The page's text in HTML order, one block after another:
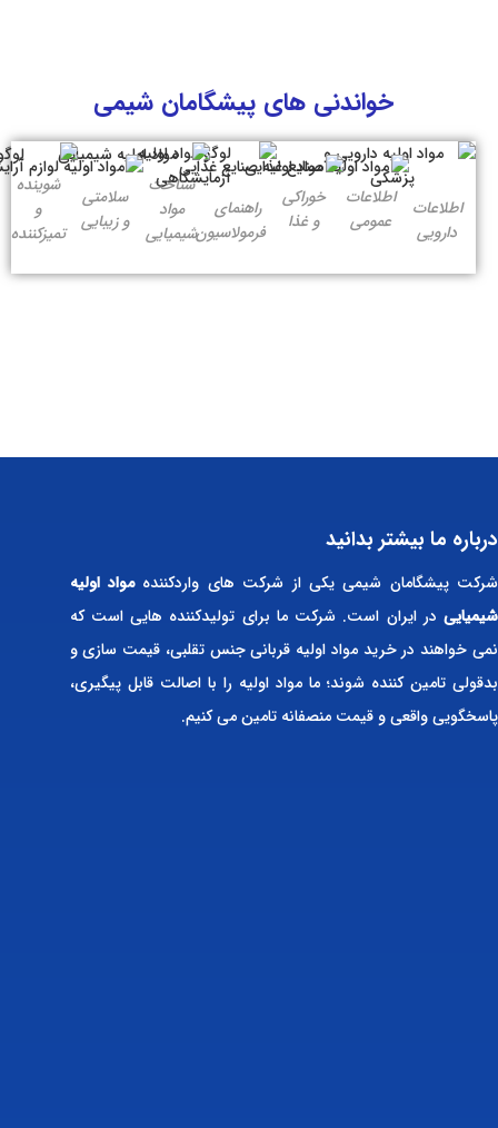
خواندنی های پیشگامان شیمی
اطلاعات
دارویی
اطلاعات
عمومی
خوراکی
و غذا
راهنمای
فرمولاسیون
شناخت
مواد
شیمیایی
سلامتی
و زیبایی
شوینده
و
تمیزکننده
درباره ما بیشتر بدانید
شرکت پیشگامان شیمی یکی از شرکت های واردکنندهمواد اولیه
شیمیایی در ایران است. شرکت ما برای تولیدکننده هایی است که
نمی خواهند در خرید مواد اولیه قربانی جنس تقلبی، قیمت سازی و
بدقولی تامین کننده شوند؛ ما مواد اولیه را با اصالت قابل پیگیری،
پاسخگویی واقعی و قیمت منصفانه تامین می کنیم.